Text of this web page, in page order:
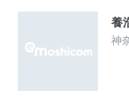
養
神